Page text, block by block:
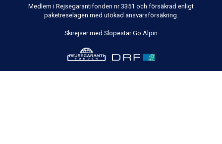
Medlem i Rejsegarantifonden nr 3351 och försäkrad enligt
paketreselagen med utökad ansvarsförsäkring.
Skirejser med Slopestar Go Alpin